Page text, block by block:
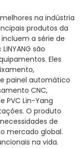
na indústria
produtos da
incluem a série de
são
Eles
painel automático
CNC,
PVC Lin-Yang
O produto
de
mercado global.
na vida.